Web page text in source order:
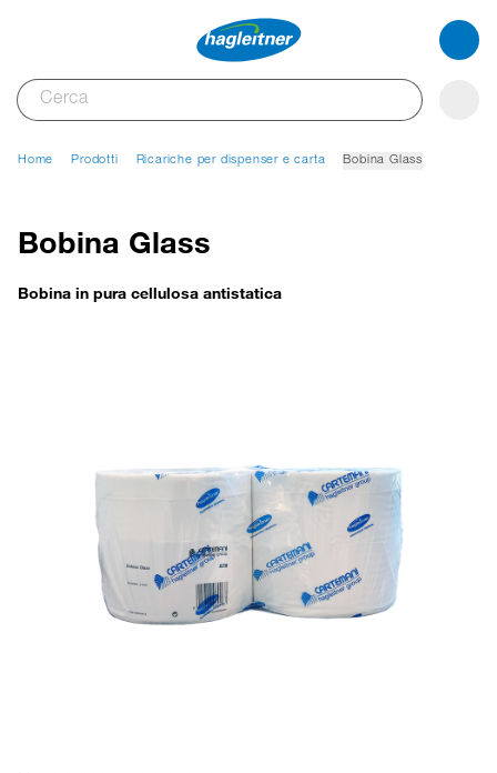
Home Prodotti Ricariche per dispenser e carta Bobina Glass
Bobina Glass
Bobina in pura cellulosa antistatica